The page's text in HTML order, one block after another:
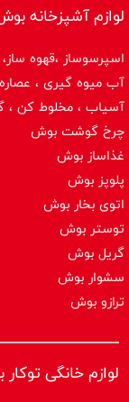
لوازم آشپزخانه
اسپرسوساز ،قهوه
آب میوه گیری ،
آسیاب ، مخلوط کن
چرخ گوشت بوش
غذاساز بوش
پلوپز بوش
اتوی بخار بوش
توستر بوش
گریل بوش
سشوار بوش
ترازو بوش
لوازم خانگی